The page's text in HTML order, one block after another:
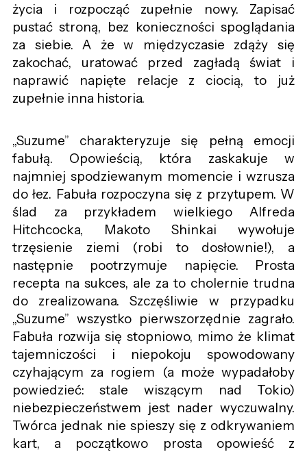
życia i rozpocząć zupełnie nowy. Zapisać
pustać stroną, bez konieczności spoglądania
za siebie. A że w międzyczasie zdąży się
zakochać, uratować przed zagładą świat i
naprawić napięte relacje z ciocią, to już
zupełnie inna historia.
„Suzume” charakteryzuje się pełną emocji
fabułą. Opowieścią, która zaskakuje w
najmniej spodziewanym momencie i wzrusza
do łez. Fabuła rozpoczyna się z przytupem. W
ślad za przykładem wielkiego Alfreda
Hitchcocka, Makoto Shinkai wywołuje
trzęsienie ziemi (robi to dosłownie!), a
następnie pootrzymuje napięcie. Prosta
recepta na sukces, ale za to cholernie trudna
do zrealizowana. Szczęśliwie w przypadku
„Suzume” wszystko pierwszorzędnie zagrało.
Fabuła rozwija się stopniowo, mimo że klimat
tajemniczości i niepokoju spowodowany
czyhającym za rogiem (a może wypadałoby
powiedzieć: stale wiszącym nad Tokio)
niebezpieczeństwem jest nader wyczuwalny.
Twórca jednak nie spieszy się z odkrywaniem
kart, a początkowo prosta opowieść z